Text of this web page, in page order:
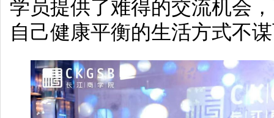
学员提供了难得的交流机会
自己健康平衡的生活方式不